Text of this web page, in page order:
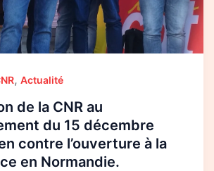
, Actualité
de la CNR au
du 15 décembre
contre l’ouverture à la
en Normandie.